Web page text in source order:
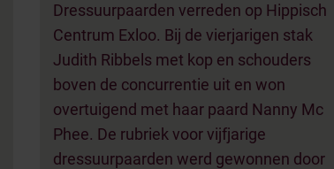
Dressuurpaarden verreden op Hippisch
Centrum Exloo. Bij de vierjarigen stak
Judith Ribbels met kop en schouders
boven de concurrentie uit en won
overtuigend met haar paard Nanny Mc
Phee. De rubriek voor vijfjarige
dressuurpaarden werd gewonnen door